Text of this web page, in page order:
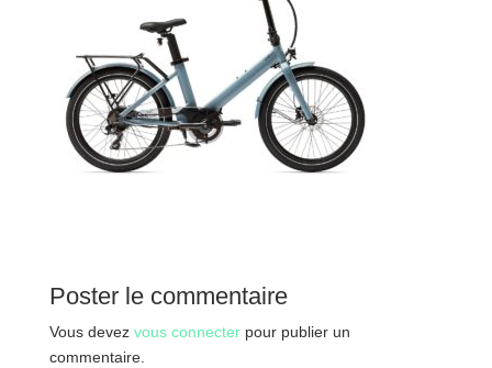
Poster le commentaire
Vous devez vous connecterpour publier un
commentaire.